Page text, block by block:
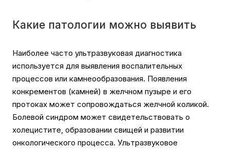
Какие патологии можно выявить
Наиболее часто ультразвуковая диагностика
используется для выявления воспалительных
процессов или камнеообразования. Появления
конкрементов (камней) в желчном пузыре и его
протоках может сопровождаться желчной коликой.
Болевой синдром может свидетельствовать о
холецистите, образовании свищей и развитии
онкологического процесса. Ультразвуковое